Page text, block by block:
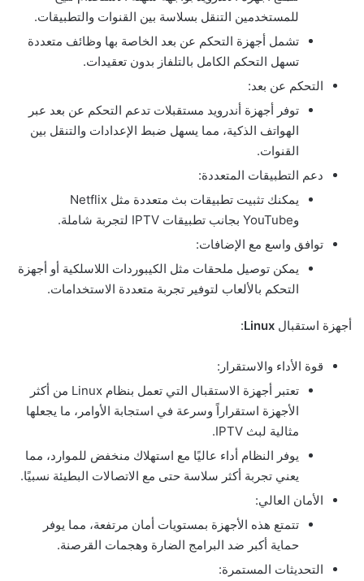
للمستخدمين التنقل بسلاسة بين القنوات والتطبيقات.
تشمل أجهزة التحكم عن بعد الخاصة بها وظائف متعددة
تسهل التحكم الكامل بالتلفاز بدون تعقيدات.
التحكم عن بعد:
توفر أجهزة أندرويد مستقبلات تدعم التحكم عن بعد عبر
الهواتف الذكية، مما يسهل ضبط الإعدادات والتنقل بين
القنوات.
دعم التطبيقات المتعددة:
يمكنك تثبيت تطبيقات بث متعددة مثل Netflix
وYouTube بجانب تطبيقات IPTV لتجربة شاملة.
توافق واسع مع الإضافات:
يمكن توصيل ملحقات مثل الكيبوردات اللاسلكية أو أجهزة
التحكم بالألعاب لتوفير تجربة متعددة الاستخدامات.
أجهزة استقبال Linux
:
قوة الأداء والاستقرار:
تعتبر أجهزة الاستقبال التي تعمل بنظام Linux من أكثر
الأجهزة استقراراً وسرعة في استجابة الأوامر، ما يجعلها
مثالية لبث IPTV.
يوفر النظام أداء عاليًا مع استهلاك منخفض للموارد، مما
يعني تجربة أكثر سلاسة حتى مع الاتصالات البطيئة نسبيًا.
الأمان العالي:
تتمتع هذه الأجهزة بمستويات أمان مرتفعة، مما يوفر
حماية أكبر ضد البرامج الضارة وهجمات القرصنة.
التحديثات المستمرة: